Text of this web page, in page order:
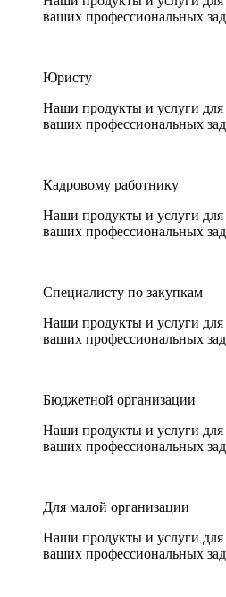
ваших профессиональных
Юристу
Наши продукты и услуги
ваших профессиональных
Кадровому работнику
Наши продукты и услуги
ваших профессиональных
Специалисту по закупкам
Наши продукты и услуги
ваших профессиональных
Бюджетной организации
Наши продукты и услуги
ваших профессиональных
Для малой организации
Наши продукты и услуги
ваших профессиональных